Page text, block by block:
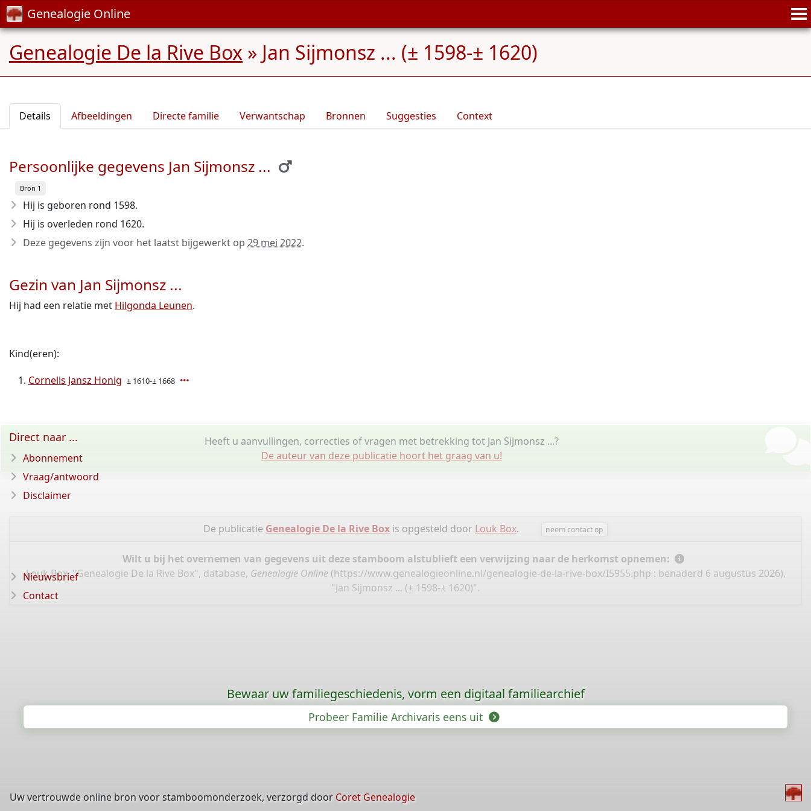
Genealogie Online
Genealogie De la Rive Box » Jan Sijmonsz ... (± 1598-± 1620)
Details Afbeeldingen Directe familie Verwantschap Bronnen Suggesties Context
Persoonlijke gegevens Jan Sijmonsz ...
Bron 1
Hij is geboren rond 1598.
Hij is overleden rond 1620.
Deze gegevens zijn voor het laatst bijgewerkt op 29 mei 2022.
Gezin van Jan Sijmonsz ...
Hij had een relatie met Hilgonda Leunen.
Kind(eren):
Cornelis Jansz Honig ± 1610-± 1668
Heeft u aanvullingen, correcties of vragen met betrekking tot Jan Sijmonsz ...?
De auteur van deze publicatie hoort het graag van u!
De publicatie Genealogie De la Rive Box is opgesteld door Louk Box. neem contact op
Wilt u bij het overnemen van gegevens uit deze stamboom alstublieft een verwijzing naar de herkomst opnemen:
Louk Box, "Genealogie De la Rive Box", database, Genealogie Online (https://www.genealogieonline.nl/genealogie-de-la-rive-box/I5955.php : benaderd 6 augustus 2026),
"Jan Sijmonsz ... (± 1598-± 1620)".
Direct naar ...
Abonnement
Vraag/antwoord
Disclaimer
Nieuwsbrief
Contact
Bewaar uw familiegeschiedenis, vorm een digitaal familiearchief
Probeer Familie Archivaris eens uit
Uw vertrouwde online bron voor stamboomonderzoek, verzorgd door Coret Genealogie